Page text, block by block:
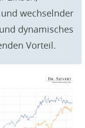
wechselnder
dynamisches
Vorteil.